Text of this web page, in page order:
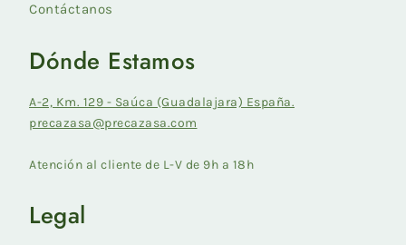
Contáctanos
Dónde Estamos
A-2, Km. 129 - Saúca (Guadalajara) España.
precazasa@precazasa.com
Atención al cliente de L-V de 9h a 18h
Legal